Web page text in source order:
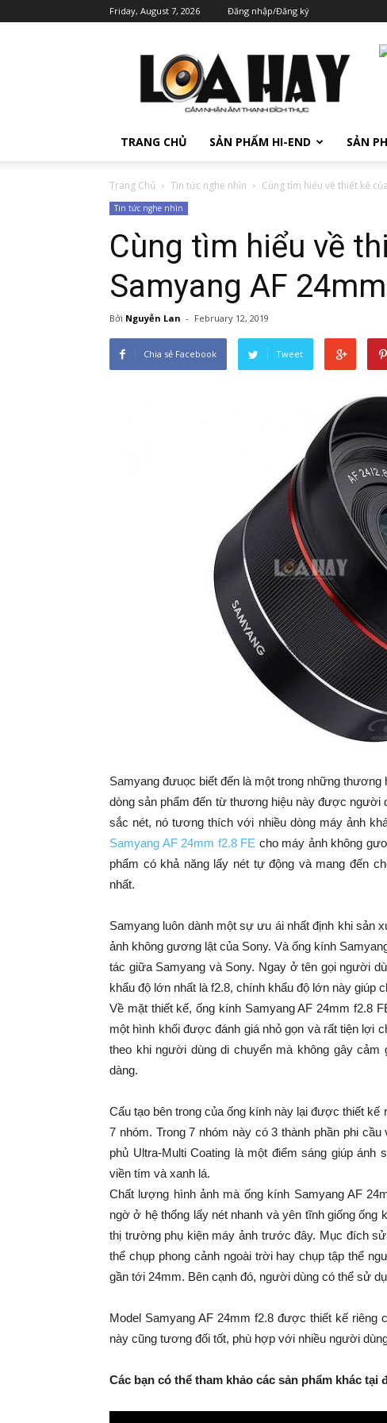
Friday, August 7, 2026 Đăng nhập/Đăng ký
TRANG CHỦ SẢN PHẨM HI-END SẢN
Trang Chủ Tin tức nghe nhìn Cùng tìm hiểu về thiết kế
Tin tức nghe nhìn
Cùng tìm hiểu về
Samyang AF
Bởi Nguyễn Lan - February 12, 2019
Chia sẻ Facebook Tweet
Samyang đưuọc biết đến là một trong những
dòng sản phẩm đến từ thương hiệu này được người
sắc nét, nó tương thích với nhiều dòng máy ảnh
Samyang AF 24mm f2.8 FE cho máy ảnh không
phẩm có khả năng lấy nét tự động và mang đến
nhất.
Samyang luôn dành một sự ưu ái nhất định khi sản
ảnh không gương lật của Sony. Và ống kính
tác giữa Samyang và Sony. Ngay ở tên gọi người
khẩu độ lớn nhất là f2.8, chính khẩu độ lớn này giúp
Về mặt thiết kế, ống kính Samyang AF 24mm f2.8
một hình khối được đánh giá nhỏ gọn và rất tiện lợi
theo khi người dùng di chuyển mà không gây
dàng.
Cấu tạo bên trong của ống kính này lại được thiết
7 nhóm. Trong 7 nhóm này có 3 thành phần phi
phủ Ultra-Multi Coating là một điểm sáng giúp
viền tím và xanh lá.
Chất lượng hình ảnh mà ống kính Samyang AF
ngờ ở hệ thống lấy nét nhanh và yên tĩnh giống ống
thị trường phụ kiện máy ảnh trước đây. Mục đích
thể chụp phong cảnh ngoài trời hay chụp tập thể
gần tới 24mm. Bên cạnh đó, người dùng có thể sử
Model Samyang AF 24mm f2.8 được thiết kế riêng
này cũng tương đối tốt, phù hợp với nhiều người
Các bạn có thể tham khảo các sản phẩm khác tại